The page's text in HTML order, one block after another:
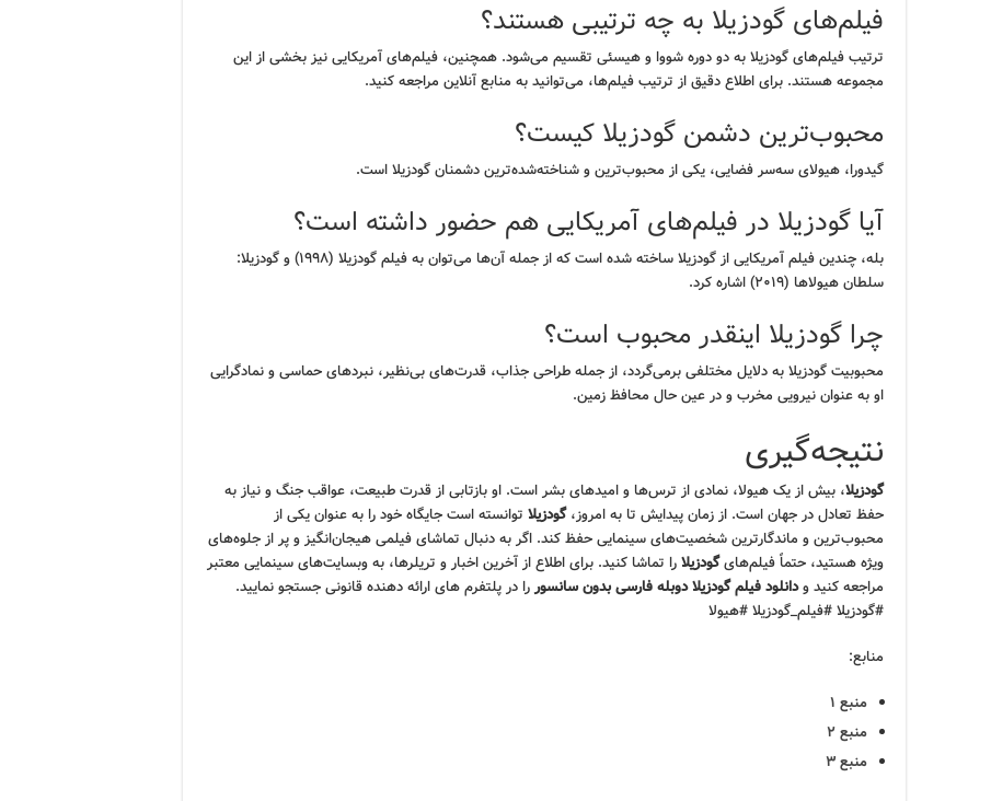
فیلم‌های گودزیلا به چه ترتیبی هستند؟
ترتیب فیلم‌های گودزیلا به دو دوره شووا و هیسئی تقسیم می‌شود. همچنین، فیلم‌های آمریکایی نیز بخشی از این
مجموعه هستند. برای اطلاع دقیق از ترتیب فیلم‌ها، می‌توانید به منابع آنلاین مراجعه کنید.
محبوب‌ترین دشمن گودزیلا کیست؟
گیدورا، هیولای سه‌سر فضایی، یکی از محبوب‌ترین و شناخته‌شده‌ترین دشمنان گودزیلا است.
آیا گودزیلا در فیلم‌های آمریکایی هم حضور داشته است؟
بله، چندین فیلم آمریکایی از گودزیلا ساخته شده است که از جمله آن‌ها می‌توان به فیلم گودزیلا (۱۹۹۸) و گودزیلا:
سلطان هیولاها (۲۰۱۹) اشاره کرد.
چرا گودزیلا اینقدر محبوب است؟
محبوبیت گودزیلا به دلایل مختلفی برمی‌گردد، از جمله طراحی جذاب، قدرت‌های بی‌نظیر، نبردهای حماسی و نمادگرایی
او به عنوان نیرویی مخرب و در عین حال محافظ زمین.
نتیجه‌گیری
گودزیلا، بیش از یک هیولا، نمادی از ترس‌ها و امیدهای بشر است. او بازتابی از قدرت طبیعت، عواقب جنگ و نیاز به
حفظ تعادل در جهان است. از زمان پیدایش تا به امروز،گودزیلا توانسته است جایگاه خود را به عنوان یکی از
محبوب‌ترین و ماندگارترین شخصیت‌های سینمایی حفظ کند. اگر به دنبال تماشای فیلمی هیجان‌انگیز و پر از جلوه‌های
ویژه هستید، حتماً فیلم‌هایگودزیلارا تماشا کنید. برای اطلاع از آخرین اخبار و تریلرها، به وبسایت‌های سینمایی معتبر
مراجعه کنید ودانلود فیلم گودزیلا دوبله فارسی بدون سانسوررا در پلتفرم های ارائه دهنده قانونی جستجو نمایید.
#گودزیلا #فیلم_گودزیلا #هیولا
منابع:
منبع ۱
منبع ۲
منبع ۳